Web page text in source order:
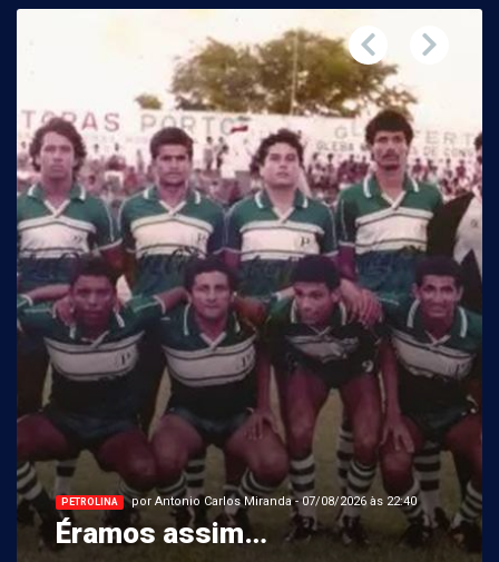
PETROLINA por Antonio Carlos Miranda - 07/08/2026 às 22:40
Éramos assim…